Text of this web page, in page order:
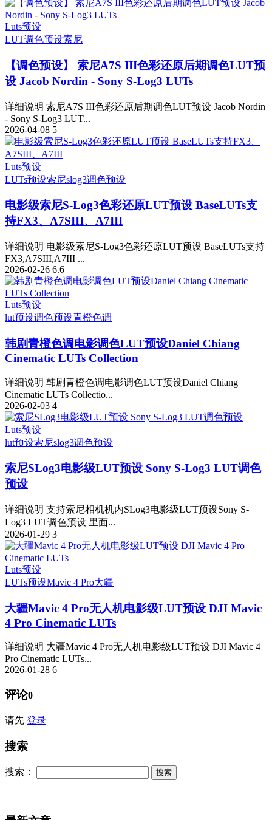
Luts预设
LUT调色预设索尼
【调色预设】 索尼A7S III色彩还原后期调色LUT预
设 Jacob Nordin - Sony S-Log3 LUTs
详细说明 索尼A7S III色彩还原后期调色LUT预设 Jacob Nordin
- Sony S-Log3 LUT...
2026-04-08 5
Luts预设
LUTs预设索尼slog3调色预设
电影级索尼S-Log3色彩还原LUT预设 BaseLUTs支
持FX3、A7SIII、A7III
详细说明 电影级索尼S-Log3色彩还原LUT预设 BaseLUTs支持
FX3,A7SIII,A7III ...
2026-02-26 6.6
Luts预设
lut预设调色预设青橙色调
韩剧青橙色调电影调色LUT预设Daniel Chiang
Cinematic LUTs Collection
详细说明 韩剧青橙色调电影调色LUT预设Daniel Chiang
Cinematic LUTs Collectio...
2026-02-03 4
Luts预设
lut预设索尼slog3调色预设
索尼SLog3电影级LUT预设 Sony S-Log3 LUT调色
预设
详细说明 支持索尼相机机内SLog3电影级LUT预设Sony S-
Log3 LUT调色预设 里面...
2026-01-29 3
Luts预设
LUTs预设Mavic 4 Pro大疆
大疆Mavic 4 Pro无人机电影级LUT预设 DJI Mavic
4 Pro Cinematic LUTs
详细说明 大疆Mavic 4 Pro无人机电影级LUT预设 DJI Mavic 4
Pro Cinematic LUTs...
2026-01-28 6
评论0
请先 登录
搜索
搜索：